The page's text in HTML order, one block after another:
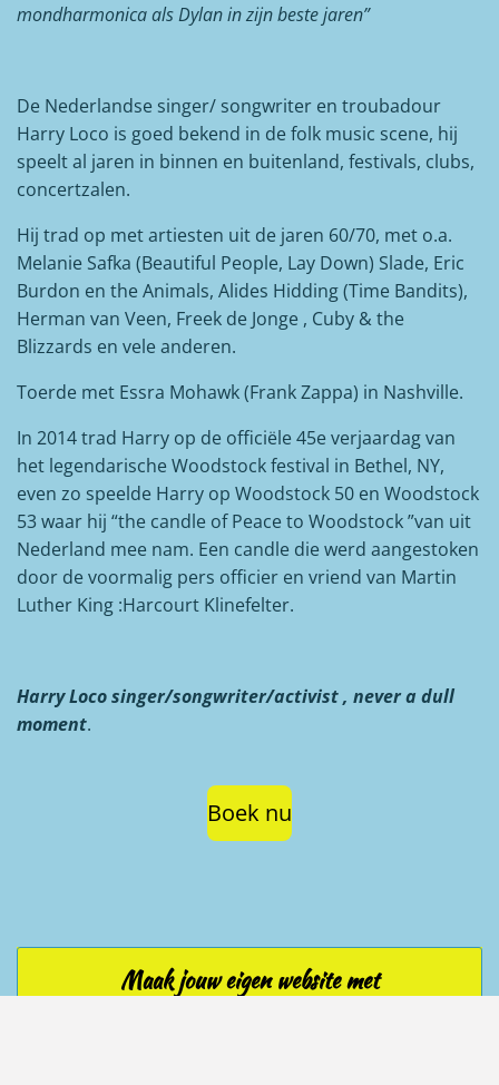
mondharmonica als Dylan in zijn beste jaren”
De Nederlandse singer/ songwriter en troubadour
Harry Loco is goed bekend in de folk music scene, hij
speelt al jaren in binnen en buitenland, festivals, clubs,
concertzalen.
Hij trad op met artiesten uit de jaren 60/70, met o.a.
Melanie Safka (Beautiful People, Lay Down) Slade, Eric
Burdon en the Animals, Alides Hidding (Time Bandits),
Herman van Veen, Freek de Jonge , Cuby & the
Blizzards en vele anderen.
Toerde met Essra Mohawk (Frank Zappa) in Nashville.
In 2014 trad Harry op de officiële 45e verjaardag van
het legendarische Woodstock festival in Bethel, NY,
even zo speelde Harry op Woodstock 50 en Woodstock
53 waar hij “the candle of Peace to Woodstock ”van uit
Nederland mee nam. Een candle die werd aangestoken
door de voormalig pers officier en vriend van Martin
Luther King :Harcourt Klinefelter.
Harry Loco singer/songwriter/activist , never a dull
moment.
Boek nu
Maak jouw eigen website met